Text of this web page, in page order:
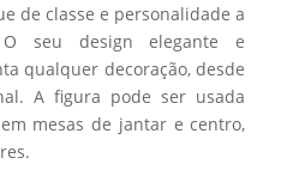
de classe e personalidade a
seu design elegante e
qualquer decoração, desde
A figura pode ser usada
mesas de jantar e centro,